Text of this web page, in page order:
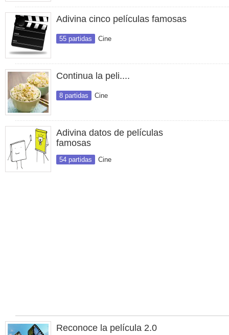
Adivina cinco películas famosas
55 partidas Cine
Continua la peli....
8 partidas Cine
Adivina datos de películas
famosas
54 partidas Cine
Reconoce la película 2.0